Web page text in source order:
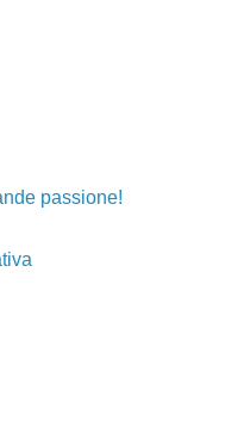
passione!